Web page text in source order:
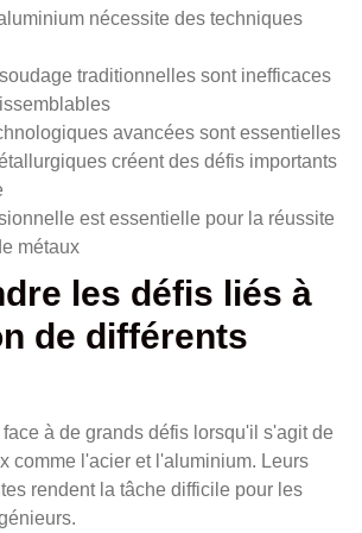
nécessite des techniques
traditionnelles sont inefficaces
avancées sont essentielles
créent des défis importants
est essentielle pour la réussite
métaux
les défis liés à
de différents
à de grands défis lorsqu'il s'agit de
comme l'acier et l'aluminium. Leurs
rendent la tâche difficile pour les